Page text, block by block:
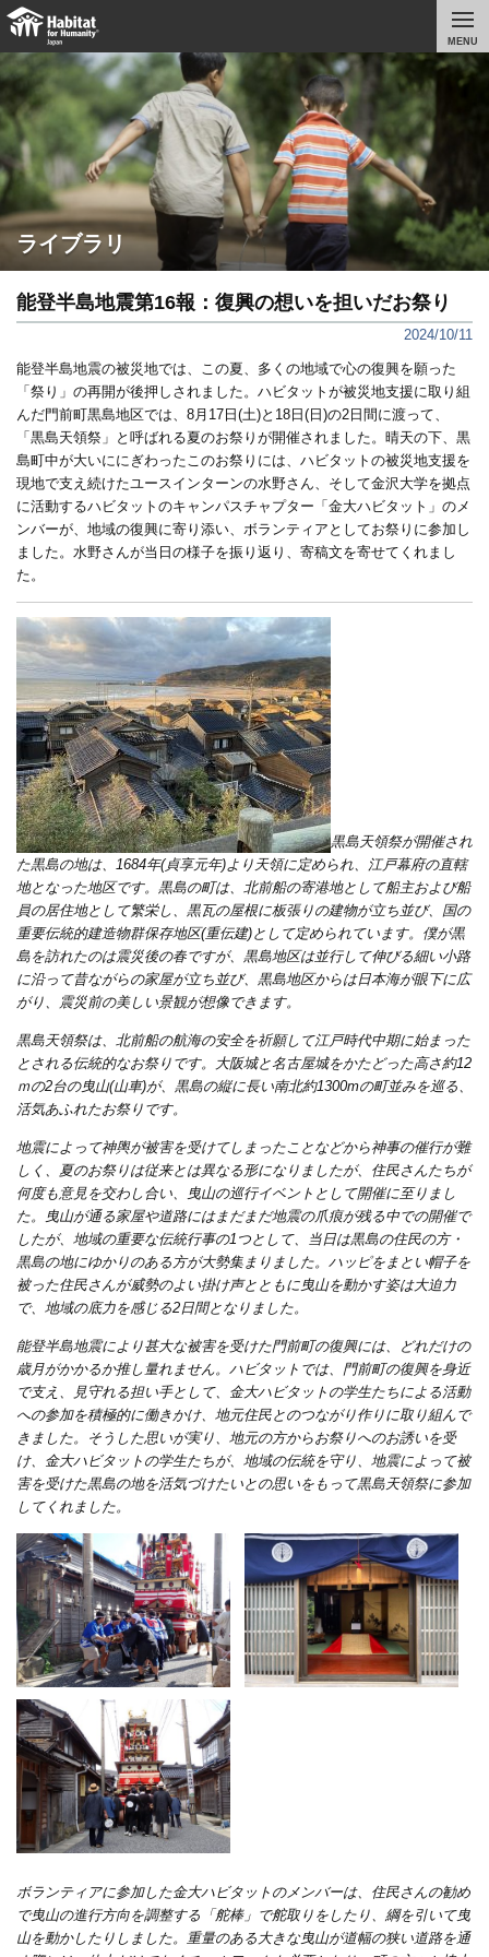
MENU
ライブラリ
能登半島地震第16報：復興の想いを担いだお祭り
2024/10/11
能登半島地震の被災地では、この夏、多くの地域で心の復興を願った
「祭り」の再開が後押しされました。ハビタットが被災地支援に取り組
んだ門前町黒島地区では、8月17日(土)と18日(日)の2日間に渡って、
「黒島天領祭」と呼ばれる夏のお祭りが開催されました。晴天の下、黒
島町中が大いににぎわったこのお祭りには、ハビタットの被災地支援を
現地で支え続けたユースインターンの水野さん、そして金沢大学を拠点
に活動するハビタットのキャンパスチャプター「金大ハビタット」のメ
ンバーが、地域の復興に寄り添い、ボランティアとしてお祭りに参加し
ました。水野さんが当日の様子を振り返り、寄稿文を寄せてくれまし
た。
黒島天領祭が開催され
た黒島の地は、1684年(貞享元年)より天領に定められ、江戸幕府の直轄
地となった地区です。黒島の町は、北前船の寄港地として船主および船
員の居住地として繁栄し、黒瓦の屋根に板張りの建物が立ち並び、国の
重要伝統的建造物群保存地区(重伝建)として定められています。僕が黒
島を訪れたのは震災後の春ですが、黒島地区は並行して伸びる細い小路
に沿って昔ながらの家屋が立ち並び、黒島地区からは日本海が眼下に広
がり、震災前の美しい景観が想像できます。
黒島天領祭は、北前船の航海の安全を祈願して江戸時代中期に始まった
とされる伝統的なお祭りです。大阪城と名古屋城をかたどった高さ約12
ｍの2台の曳山(山車)が、黒島の縦に長い南北約1300mの町並みを巡る、
活気あふれたお祭りです。
地震によって神輿が被害を受けてしまったことなどから神事の催行が難
しく、夏のお祭りは従来とは異なる形になりましたが、住民さんたちが
何度も意見を交わし合い、曳山の巡行イベントとして開催に至りまし
た。曳山が通る家屋や道路にはまだまだ地震の爪痕が残る中での開催で
したが、地域の重要な伝統行事の1つとして、当日は黒島の住民の方・
黒島の地にゆかりのある方が大勢集まりました。ハッピをまとい帽子を
被った住民さんが威勢のよい掛け声とともに曳山を動かす姿は大迫力
で、地域の底力を感じる2日間となりました。
能登半島地震により甚大な被害を受けた門前町の復興には、どれだけの
歳月がかかるか推し量れません。ハビタットでは、門前町の復興を身近
で支え、見守れる担い手として、金大ハビタットの学生たちによる活動
への参加を積極的に働きかけ、地元住民とのつながり作りに取り組んで
きました。そうした思いが実り、地元の方からお祭りへのお誘いを受
け、金大ハビタットの学生たちが、地域の伝統を守り、地震によって被
害を受けた黒島の地を活気づけたいとの思いをもって黒島天領祭に参加
してくれました。
ボランティアに参加した金大ハビタットのメンバーは、住民さんの勧め
で曳山の進行方向を調整する「舵棒」で舵取りをしたり、綱を引いて曳
山を動かしたりしました。重量のある大きな曳山が道幅の狭い道路を通